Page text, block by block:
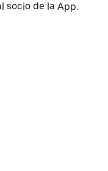
socio de la App.